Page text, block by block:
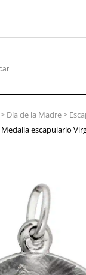
> Día de la Madre>
Medalla escapulario